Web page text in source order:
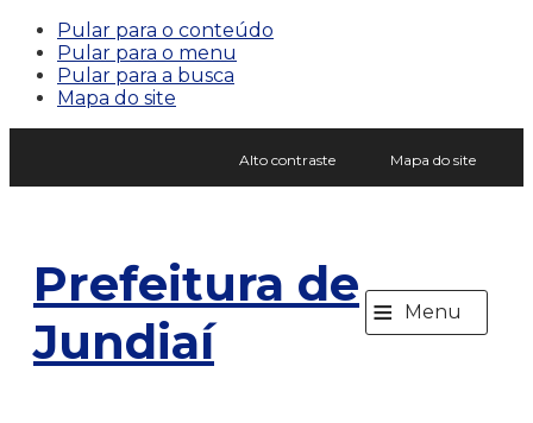
Pular para o conteúdo
Pular para o menu
Pular para a busca
Mapa do site
Alto contraste Mapa do site
Prefeitura de
Jundiaí
≡ Menu